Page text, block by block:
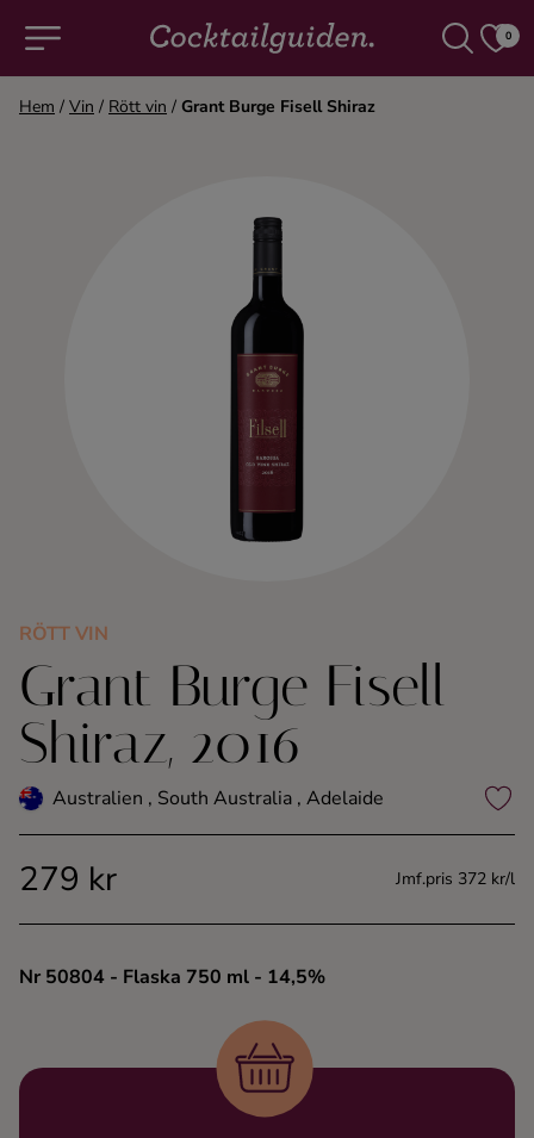
0
Alla cocktails & drinkar
Konjak
Likör
Rom
Tequila
Hem / Vin / Rött vin / Grant Burge Fisell Shiraz
RÖTT VIN
Grant Burge Fisell
Shiraz, 2016
Australien , South Australia , Adelaide
279 kr Jmf.pris 372 kr/l
Nr 50804 - Flaska 750 ml - 14,5%